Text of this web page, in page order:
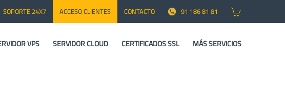
SOPORTE 24X7 ACCESO CLIENTES CONTACTO 91 186 81 81
VPS SERVIDOR CLOUD CERTIFICADOS SSL MÁS SERVICIOS